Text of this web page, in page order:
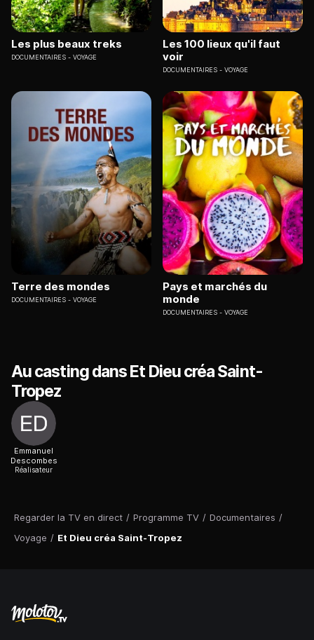
Regarder la TV en direct / Programme TV / Documentaires /
Voyage / Et Dieu créa Saint-Tropez
Les plus beaux treks
DOCUMENTAIRES VOYAGE
Les 100 lieux qu'il faut
voir
DOCUMENTAIRES VOYAGE
Terre des mondes
DOCUMENTAIRES VOYAGE
Pays et marchés du
monde
DOCUMENTAIRES VOYAGE
Au casting dans Et Dieu créa Saint-
Tropez
Emmanuel
Descombes
Réalisateur